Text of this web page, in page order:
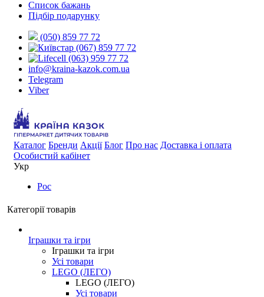
Список бажань
Підбір подарунку
(050) 859 77 72
(067) 859 77 72
(063) 959 77 72
info@kraina-kazok.com.ua
Telegram
Viber
Каталог Бренди Акції Блог Про нас Доставка і оплата
Особистий кабінет
Укр
Рос
Категорії товарів
Іграшки та ігри
Іграшки та ігри
Усі товари
LEGO (ЛЕГО)
LEGO (ЛЕГО)
Усі товари